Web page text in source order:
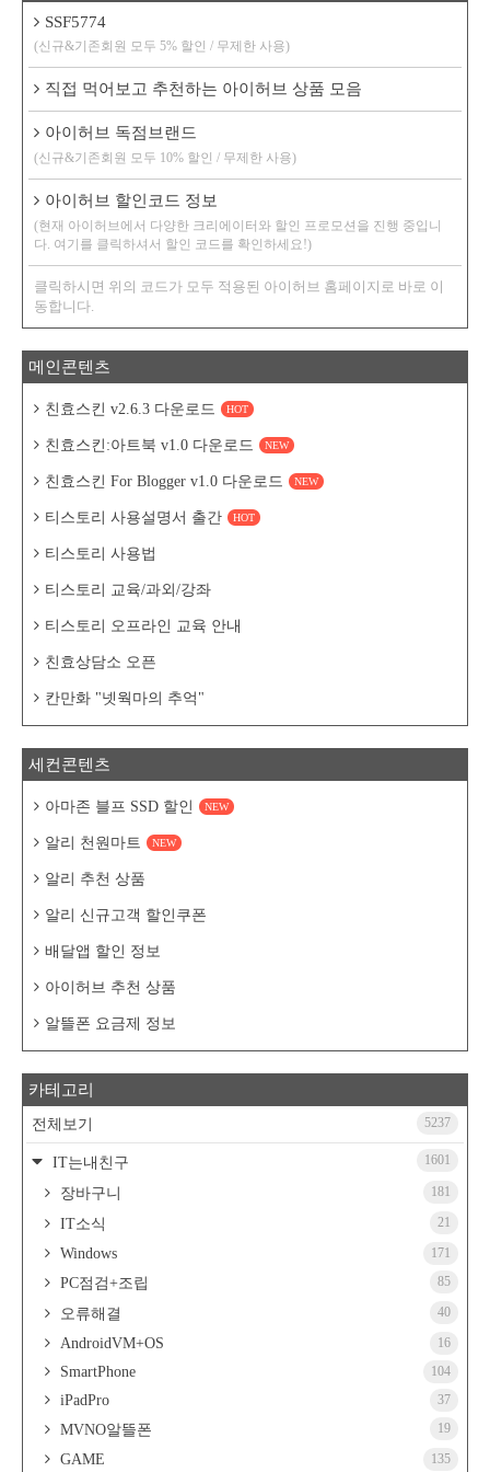
SSF5774
(신규&기존회원 모두 5% 할인 / 무제한 사용)
직접 먹어보고 추천하는 아이허브 상품 모음
아이허브 독점브랜드
(신규&기존회원 모두 10% 할인 / 무제한 사용)
아이허브 할인코드 정보
(현재 아이허브에서 다양한 크리에이터와 할인 프로모션을 진행 중입니
다. 여기를 클릭하셔서 할인 코드를 확인하세요!)
클릭하시면 위의 코드가 모두 적용된 아이허브 홈페이지로 바로 이
동합니다.
메인콘텐츠
친효스킨 v2.6.3 다운로드 HOT
친효스킨:아트북 v1.0 다운로드 NEW
친효스킨 For Blogger v1.0 다운로드 NEW
티스토리 사용설명서 출간 HOT
티스토리 사용법
티스토리 교육/과외/강좌
티스토리 오프라인 교육 안내
친효상담소 오픈
칸만화 "넷웍마의 추억"
세컨콘텐츠
아마존 블프 SSD 할인 NEW
알리 천원마트 NEW
알리 추천 상품
알리 신규고객 할인쿠폰
배달앱 할인 정보
아이허브 추천 상품
알뜰폰 요금제 정보
카테고리
전체보기 5237
IT는내친구 1601
장바구니 181
IT소식 21
Windows 171
PC점검+조립 85
오류해결 40
AndroidVM+OS 16
SmartPhone 104
iPadPro 37
MVNO알뜰폰 19
GAME 135